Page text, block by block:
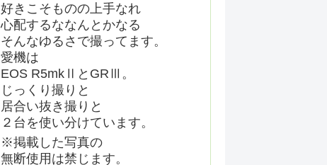
好きこそものの上手なれ
心配するななんとかなる
そんなゆるさで撮ってます。
愛機は
EOS R5mkⅡとGRⅢ。
じっくり撮りと
居合い抜き撮りと
２台を使い分けています。
※掲載した写真の
無断使用は禁じます。